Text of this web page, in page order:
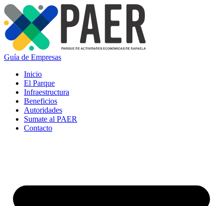
Guía de Empresas
Inicio
El Parque
Infraestructura
Beneficios
Autoridades
Sumate al PAER
Contacto